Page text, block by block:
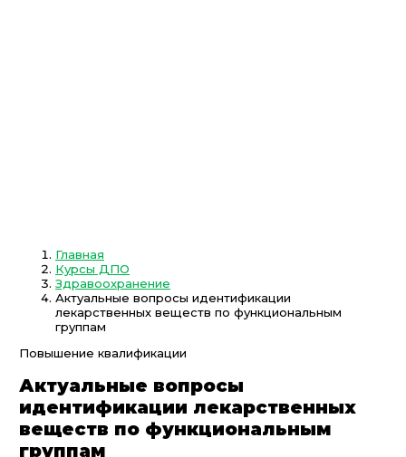
Главная
Курсы ДПО
Здравоохранение
Актуальные вопросы идентификации
лекарственных веществ по функциональным
группам
Повышение квалификации
Актуальные вопросы
идентификации лекарственных
веществ по функциональным
группам